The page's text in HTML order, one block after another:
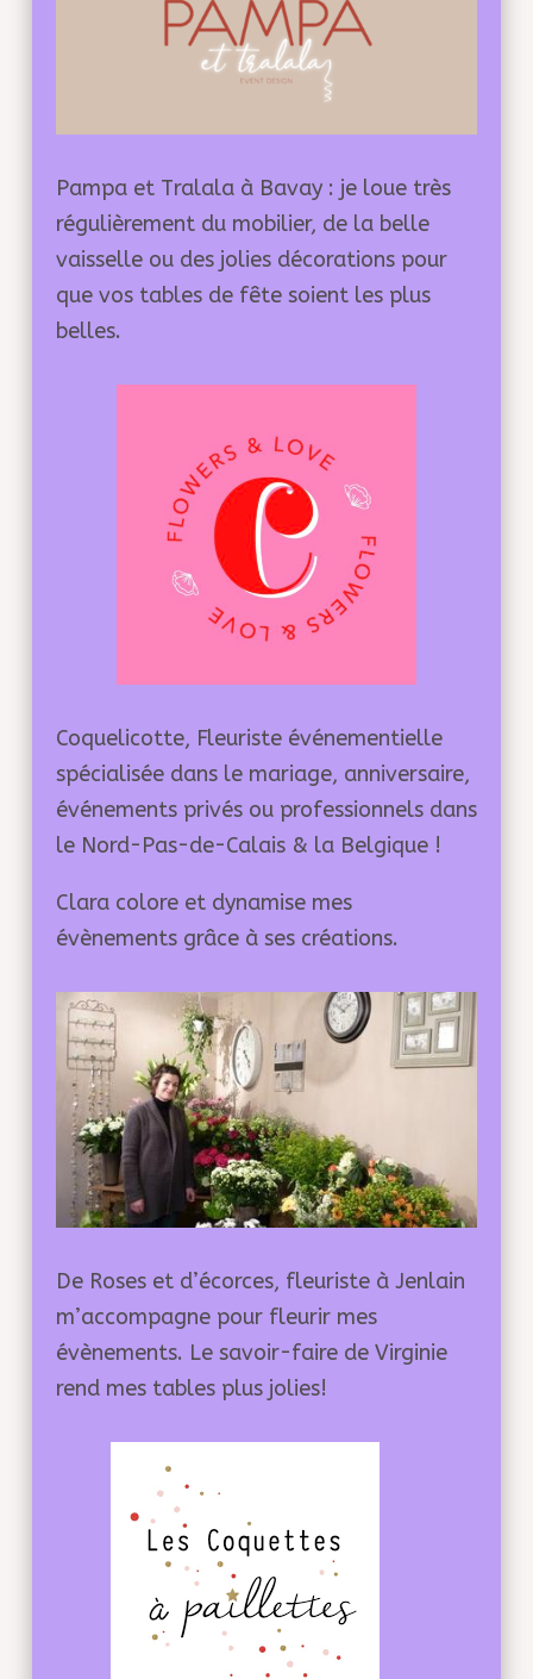
Pampa et Tralala à Bavay : je loue très
régulièrement du mobilier, de la belle
vaisselle ou des jolies décorations pour
que vos tables de fête soient les plus
belles.
Coquelicotte, Fleuriste événementielle
spécialisée dans le mariage, anniversaire,
événements privés ou professionnels dans
le Nord-Pas-de-Calais & la Belgique !
Clara colore et dynamise mes
évènements grâce à ses créations.
De Roses et d’écorces, fleuriste à Jenlain
m’accompagne pour fleurir mes
évènements. Le savoir-faire de Virginie
rend mes tables plus jolies!